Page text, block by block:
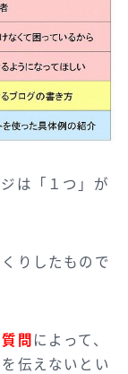
は「１つ」が
りしたもので
問 によって、
を伝えないとい